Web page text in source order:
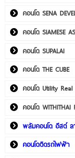
คอนโด SENA
คอนโด SIAMESE
คอนโด SUPALAI
คอนโด THE CUBE
คอนโด Utility Real
คอนโด WITHITHAI
พลัมคอนโด อีสต์
คอนโดติดรถไฟฟ้า